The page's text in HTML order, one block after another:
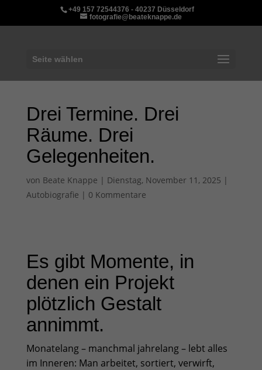
+49 157 72544376 - 40237 Düsseldorf
fotografie@beateknappe.de
Seite wählen
Drei Termine. Drei
Räume. Drei
Gelegenheiten.
von Beate Knappe | Dienstag, November 11, 2025 |
Autobiografie | 0 Kommentare
Es gibt Momente, in
denen ein Projekt
plötzlich Gestalt
annimmt.
Monatelang – manchmal jahrelang – lebt alles
im Inneren: Man arbeitet, sortiert, verwirft,